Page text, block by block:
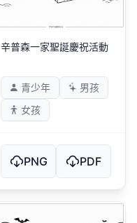
辛普森一家聖誕慶祝活動
青少年
男孩
女孩
PNG PDF